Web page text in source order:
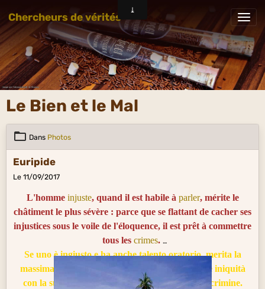
Chercheurs de vérités
Le Bien et le Mal
Dans Photos
Euripide
Le 11/09/2017
L'homme injuste, quand il est habile à parler, mérite le
châtiment le plus sévère : parce que se flattant de cacher ses
injustices sous le voile de l'éloquence, il est prêt à commettre
tous les crimes.
Se uno è ingiusto e ha anche talento oratorio, merita la
massima pena : perché si vanta di mascherare le iniquità
con la sua parlantina ed è pronto a qualunque crimine.